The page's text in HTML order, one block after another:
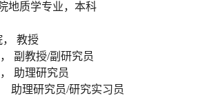
地质学专业，本科
教授
副教授/副研究员
助理研究员
助理研究员/研究实习员